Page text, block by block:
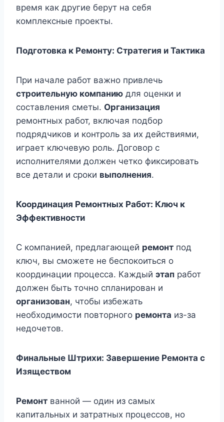
время как другие берут на себя
комплексные проекты.
Подготовка к Ремонту: Стратегия и Тактика
При начале работ важно привлечь
строительную компанию для оценки и
составления сметы. Организация
ремонтных работ, включая подбор
подрядчиков и контроль за их действиями,
играет ключевую роль. Договор с
исполнителями должен четко фиксировать
все детали и сроки выполнения.
Координация Ремонтных Работ: Ключ к
Эффективности
С компанией, предлагающей ремонт под
ключ, вы сможете не беспокоиться о
координации процесса. Каждый этап работ
должен быть точно спланирован и
организован, чтобы избежать
необходимости повторного ремонта из-за
недочетов.
Финальные Штрихи: Завершение Ремонта с
Изяществом
Ремонт ванной — один из самых
капитальных и затратных процессов, но